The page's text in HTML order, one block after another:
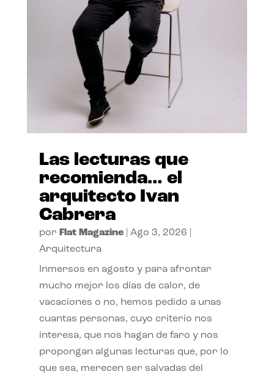
Las lecturas que
recomienda… el
arquitecto Ivan
Cabrera
por Flat Magazine| Ago 3, 2026
Arquitectura
Inmersos en agosto y para afrontar
mucho mejor los días de calor, de
vacaciones o no, hemos pedido a unas
cuantas personas, cuyo criterio nos
interesa, que nos hagan de faro y nos
propongan algunas lecturas que, por lo
que sea, merecen ser salvadas del